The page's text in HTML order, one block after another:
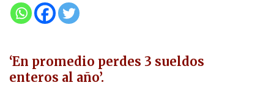
‘En promedio perdes 3 sueldos
enteros al año’.